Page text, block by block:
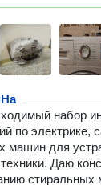
набор
по электрике,
машин для
техники. Даю
стиральных